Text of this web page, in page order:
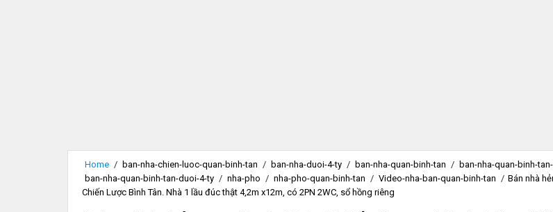
Home / ban-nha-chien-luoc-quan-binh-tan / ban-nha-duoi-4-ty / ban-nha-quan-binh-tan / ban-nha-quan-binh-
ban-nha-quan-binh-tan-duoi-4-ty / nha-pho / nha-pho-quan-binh-tan / Video-nha-ban-quan-binh-tan / Bán nhà
Chiến Lược Bình Tân. Nhà 1 lầu đúc thật 4,2m x12m, có 2PN 2WC, sổ hồng riêng